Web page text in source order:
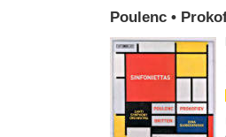
Poulenc •